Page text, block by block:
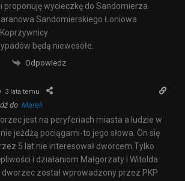
proponuję wycieczkę do Sandomierza
Sandomierskiego Łoniowa
będą niewesołe.
Odpowiedz
3 lata temu
do Marek
jest na peryferiach miasta a ludzie w
jeżdżą pociągami-to jego słowa. On się
5 lat nie interesował dworcem.Tylko
i działaniom Małgorzaty i Witolda
został wprowadzony przez PKP